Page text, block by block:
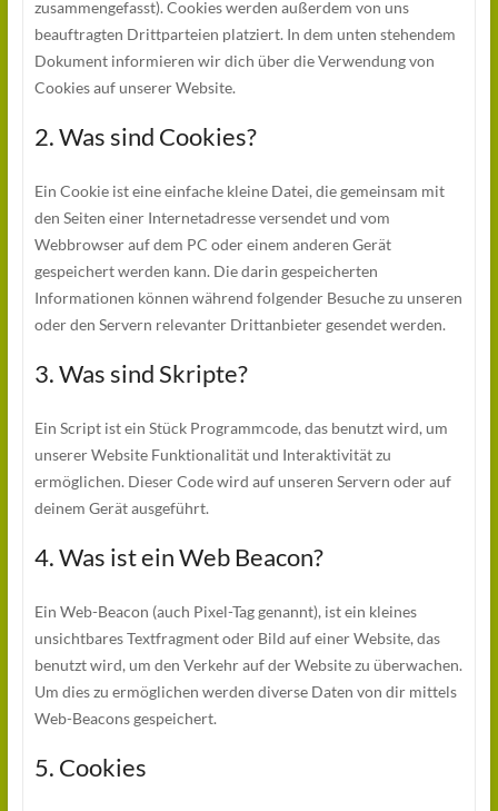
zusammengefasst). Cookies werden außerdem von uns
beauftragten Drittparteien platziert. In dem unten stehendem
Dokument informieren wir dich über die Verwendung von
Cookies auf unserer Website.
2. Was sind Cookies?
Ein Cookie ist eine einfache kleine Datei, die gemeinsam mit
den Seiten einer Internetadresse versendet und vom
Webbrowser auf dem PC oder einem anderen Gerät
gespeichert werden kann. Die darin gespeicherten
Informationen können während folgender Besuche zu unseren
oder den Servern relevanter Drittanbieter gesendet werden.
3. Was sind Skripte?
Ein Script ist ein Stück Programmcode, das benutzt wird, um
unserer Website Funktionalität und Interaktivität zu
ermöglichen. Dieser Code wird auf unseren Servern oder auf
deinem Gerät ausgeführt.
4. Was ist ein Web Beacon?
Ein Web-Beacon (auch Pixel-Tag genannt), ist ein kleines
unsichtbares Textfragment oder Bild auf einer Website, das
benutzt wird, um den Verkehr auf der Website zu überwachen.
Um dies zu ermöglichen werden diverse Daten von dir mittels
Web-Beacons gespeichert.
5. Cookies